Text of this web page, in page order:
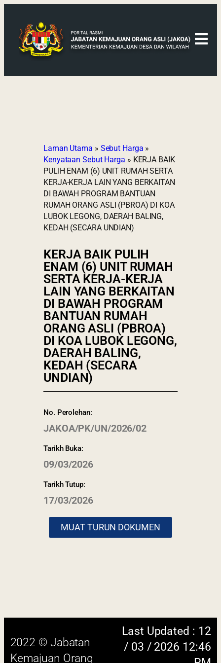
Laman Utama » Sebut Harga »
Kenyataan Sebut Harga » KERJA BAIK
PULIH ENAM (6) UNIT RUMAH SERTA
KERJA-KERJA LAIN YANG BERKAITAN
DI BAWAH PROGRAM BANTUAN
RUMAH ORANG ASLI (PBROA) DI KOA
LUBOK LEGONG, DAERAH BALING,
KEDAH (SECARA UNDIAN)
KERJA BAIK PULIH
ENAM (6) UNIT RUMAH
SERTA KERJA-KERJA
LAIN YANG BERKAITAN
DI BAWAH PROGRAM
BANTUAN RUMAH
ORANG ASLI (PBROA)
DI KOA LUBOK LEGONG,
DAERAH BALING,
KEDAH (SECARA
UNDIAN)
No. Perolehan:
JAKOA/PK/UN/2026/02
Tarikh Buka:
09/03/2026
Tarikh Tutup:
17/03/2026
MUAT TURUN DOKUMEN
Kemajuan Orang
Asli (JAKOA)
/ 03 / 2026 12:46
PM
browser versi terkini dengan
skrin beresolusi 1280 x 1024 piksel